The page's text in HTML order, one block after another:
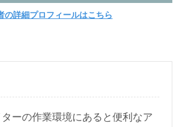
の詳細プロフィールはこちら
ーの作業環境にあると便利なア